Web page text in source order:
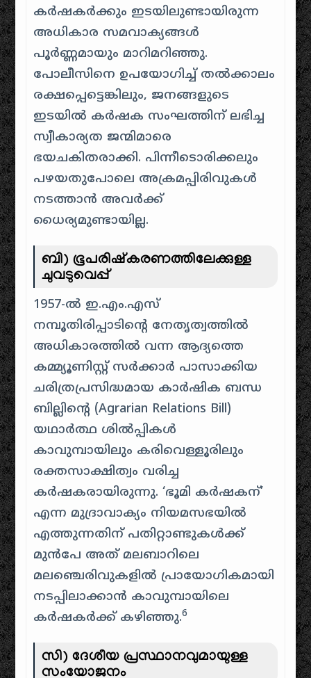
കർഷകർക്കും ഇടയിലുണ്ടായിരുന്ന
അധികാര സമവാക്യങ്ങൾ
പൂർണ്ണമായും മാറിമറിഞ്ഞു.
പോലീസിനെ ഉപയോഗിച്ച് തൽക്കാലം
രക്ഷപ്പെട്ടെങ്കിലും, ജനങ്ങളുടെ
ഇടയിൽ കർഷക സംഘത്തിന് ലഭിച്ച
സ്വീകാര്യത ജന്മിമാരെ
ഭയചകിതരാക്കി. പിന്നീടൊരിക്കലും
പഴയതുപോലെ അക്രമപ്പിരിവുകൾ
നടത്താൻ അവർക്ക്
ധൈര്യമുണ്ടായില്ല.
ബി) ഭൂപരിഷ്കരണത്തിലേക്കുള്ള
ചുവടുവെപ്പ്
1957-ൽ ഇ.എം.എസ്
നമ്പൂതിരിപ്പാടിന്റെ നേതൃത്വത്തിൽ
അധികാരത്തിൽ വന്ന ആദ്യത്തെ
കമ്മ്യൂണിസ്റ്റ് സർക്കാർ പാസാക്കിയ
ചരിത്രപ്രസിദ്ധമായ കാർഷിക ബന്ധ
ബില്ലിന്റെ (Agrarian Relations Bill)
യഥാർത്ഥ ശിൽപ്പികൾ
കാവുമ്പായിലും കരിവെള്ളൂരിലും
രക്തസാക്ഷിത്വം വരിച്ച
കർഷകരായിരുന്നു. ‘ഭൂമി കർഷകന്’
എന്ന മുദ്രാവാക്യം നിയമസഭയിൽ
എത്തുന്നതിന് പതിറ്റാണ്ടുകൾക്ക്
മുൻപേ അത് മലബാറിലെ
മലഞ്ചെരിവുകളിൽ പ്രായോഗികമായി
നടപ്പിലാക്കാൻ കാവുമ്പായിലെ
കർഷകർക്ക് കഴിഞ്ഞു.6
സി) ദേശീയ പ്രസ്ഥാനവുമായുള്ള
സംയോജനം